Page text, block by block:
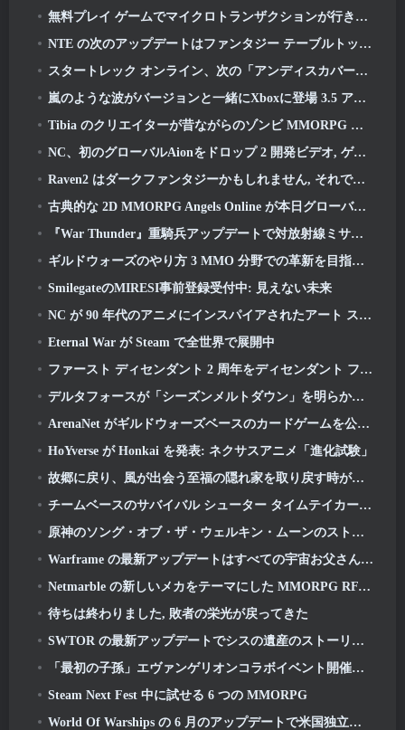
無料プレイ ゲームでマイクロトランザクションが行き過ぎている?
NTE の次のアップデートはファンタジー テーブルトップ ゲームに少し寄り道します
スタートレック オンライン、次の「アンディスカバード」シーズンの開始を発表
嵐のような波がバージョンと一緒にXboxに登場 3.5 アップデート
Tibia のクリエイターが昔ながらのゾンビ MMORPG の新しいプレイテストを発表, オンラインで維持
NC、初のグローバルAionをドロップ 2 開発ビデオ, ゲームの詳細を共有する
Raven2 はダークファンタジーかもしれません, それでも夏の楽しみは終わりません
古典的な 2D MMORPG Angels Online が本日グローバルで開始
『War Thunder』重騎兵アップデートで対放射線ミサイルと電子支援手段を追加
ギルドウォーズのやり方 3 MMO 分野での革新を目指しているかもしれない
SmilegateのMIRESI事前登録受付中: 見えない未来
NC が 90 年代のアニメにインスパイアされたアート スタイルを取り入れた魔法少女 RPG を開発中
Eternal War が Steam で全世界で展開中
ファースト ディセンダント 2 周年をディセンダント フェストで祝う 2026 ストリーム
デルタフォースが「シーズンメルトダウン」を明らかに, レインボーシックス シージコラボを発表
ArenaNet がギルドウォーズベースのカードゲームを公開, ミストバウンド
HoYverse が Honkai を発表: ネクサスアニメ「進化試験」
故郷に戻り、風が出会う至福の隠れ家を取り戻す時が来ました
チームベースのサバイバル シューター タイムテイカー向けの 2 回目の「独占」ベータ テストが発表
原神のソング・オブ・ザ・ウェルキン・ムーンのストーリーラインが終わりを迎えます。. オン・ザ・ムーン
Warframe の最新アップデートはすべての宇宙お父さんを祝う
Netmarble の新しいメカをテーマにした MMORPG RF オンラインが次に世界的に開始
待ちは終わりました, 敗者の栄光が戻ってきた
SWTOR の最新アップデートでシスの遺産のストーリーラインが本日終結を迎える
「最初の子孫」エヴァンゲリオンコラボイベント開催決定
Steam Next Fest 中に試せる 6 つの MMORPG
World Of Warships の 6 月のアップデートで米国独立記念日を新しいナラティブ キャンペーンで祝う